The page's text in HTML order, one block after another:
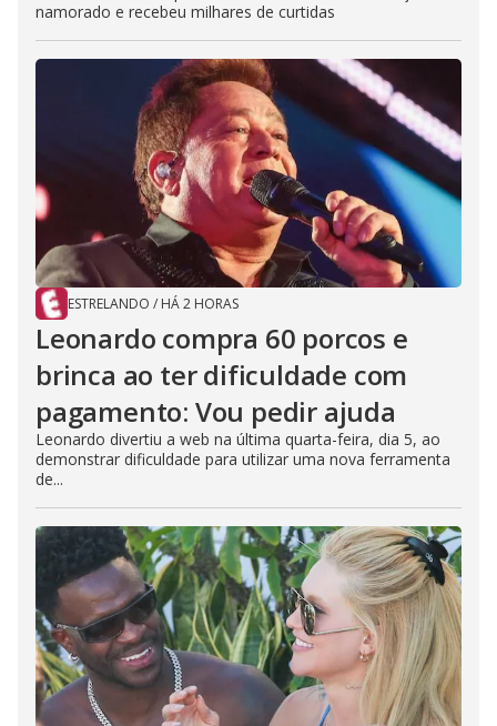
namorado e recebeu milhares de curtidas
ESTRELANDO / HÁ 2 HORAS
Leonardo compra 60 porcos e
brinca ao ter dificuldade com
pagamento: Vou pedir ajuda
Leonardo divertiu a web na última quarta-feira, dia 5, ao
demonstrar dificuldade para utilizar uma nova ferramenta
de...